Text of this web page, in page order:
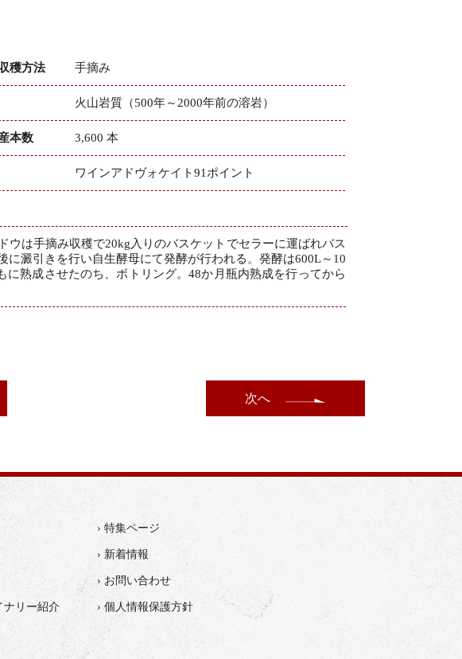
穫方法 手摘み
火山岩質（500年～2000年前の溶岩）
本数 3,600 本
ワインアドヴォケイト91ポイント
は手摘み収穫で20kg入りのバスケットでセラーに運ばれバス
澱引きを行い自生酵母にて発酵が行われる。発酵は600L～10
熟成させたのち、ボトリング。48か月瓶内熟成を行ってから
次へ
› 特集ページ
› 新着情報
› お問い合わせ
ナリー紹介 › 個人情報保護方針